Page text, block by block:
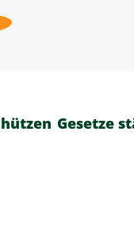
Gesetze